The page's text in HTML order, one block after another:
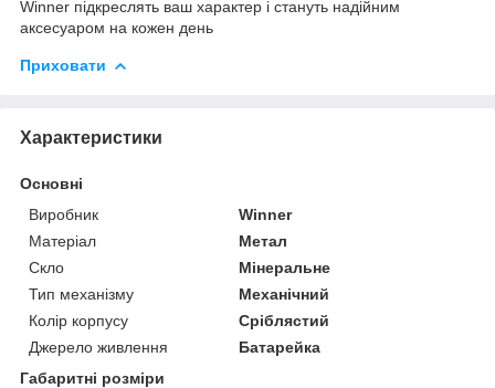
Winner підкреслять ваш характер і стануть надійним
аксесуаром на кожен день
Приховати
Характеристики
Основні
Виробник
Winner
Матеріал
Метал
Скло
Мінеральне
Тип механізму
Механічний
Колір корпусу
Сріблястий
Джерело живлення
Батарейка
Габаритні розміри